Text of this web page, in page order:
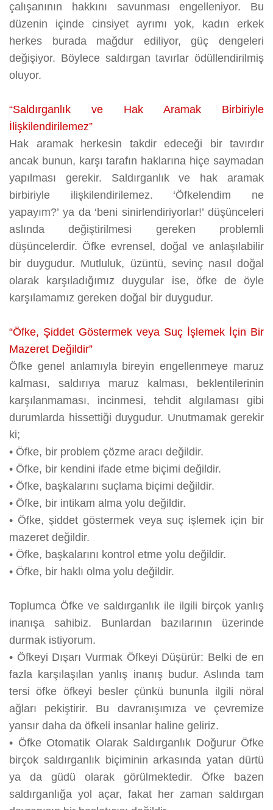
çalışanının hakkını savunması engelleniyor. Bu
düzenin içinde cinsiyet ayrımı yok, kadın erkek
herkes burada mağdur ediliyor, güç dengeleri
değişiyor. Böylece saldırgan tavırlar ödüllendirilmiş
oluyor.
“Saldırganlık ve Hak Aramak Birbiriyle
İlişkilendirilemez”
Hak aramak herkesin takdir edeceği bir tavırdır
ancak bunun, karşı tarafın haklarına hiçe saymadan
yapılması gerekir. Saldırganlık ve hak aramak
birbiriyle ilişkilendirilemez. ‘Öfkelendim ne
yapayım?’ ya da ‘beni sinirlendiriyorlar!’ düşünceleri
aslında değiştirilmesi gereken problemli
düşüncelerdir. Öfke evrensel, doğal ve anlaşılabilir
bir duygudur. Mutluluk, üzüntü, sevinç nasıl doğal
olarak karşıladığımız duygular ise, öfke de öyle
karşılamamız gereken doğal bir duygudur.
“Öfke, Şiddet Göstermek veya Suç İşlemek İçin Bir
Mazeret Değildir”
Öfke genel anlamıyla bireyin engellenmeye maruz
kalması, saldırıya maruz kalması, beklentilerinin
karşılanmaması, incinmesi, tehdit algılaması gibi
durumlarda hissettiği duygudur. Unutmamak gerekir
ki;
• Öfke, bir problem çözme aracı değildir.
• Öfke, bir kendini ifade etme biçimi değildir.
• Öfke, başkalarını suçlama biçimi değildir.
• Öfke, bir intikam alma yolu değildir.
• Öfke, şiddet göstermek veya suç işlemek için bir
mazeret değildir.
• Öfke, başkalarını kontrol etme yolu değildir.
• Öfke, bir haklı olma yolu değildir.
Toplumca Öfke ve saldırganlık ile ilgili birçok yanlış
inanışa sahibiz. Bunlardan bazılarının üzerinde
durmak istiyorum.
• Öfkeyi Dışarı Vurmak Öfkeyi Düşürür: Belki de en
fazla karşılaşılan yanlış inanış budur. Aslında tam
tersi öfke öfkeyi besler çünkü bununla ilgili nöral
ağları pekiştirir. Bu davranışımıza ve çevremize
yansır daha da öfkeli insanlar haline geliriz.
• Öfke Otomatik Olarak Saldırganlık Doğurur Öfke
birçok saldırganlık biçiminin arkasında yatan dürtü
ya da güdü olarak görülmektedir. Öfke bazen
saldırganlığa yol açar, fakat her zaman saldırgan